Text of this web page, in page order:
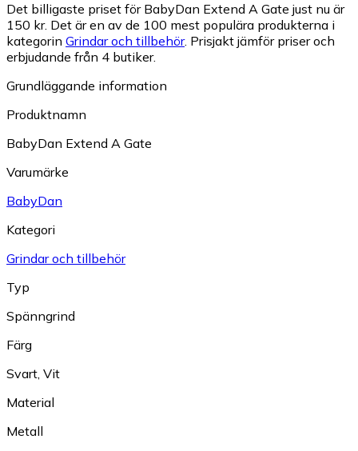
Det billigaste priset för BabyDan Extend A Gate just nu är
150 kr. Det är en av de 100 mest populära produkterna i
kategorin Grindar och tillbehör. Prisjakt jämför priser och
erbjudande från 4 butiker.
Grundläggande information
Produktnamn
BabyDan Extend A Gate
Varumärke
BabyDan
Kategori
Grindar och tillbehör
Typ
Spänngrind
Färg
Svart, Vit
Material
Metall